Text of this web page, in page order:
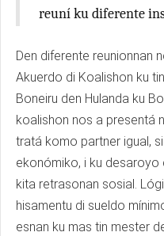
reuní ku diferente
Den diferente reunionnan
Akuerdo di Koalishon ku
Boneiru den Hulanda ku
koalishon nos a presentá
tratá komo partner igual,
ekonómiko, i ku
kita retrasonan sosial.
hisamentu di sueldo
esnan ku mas tin mester